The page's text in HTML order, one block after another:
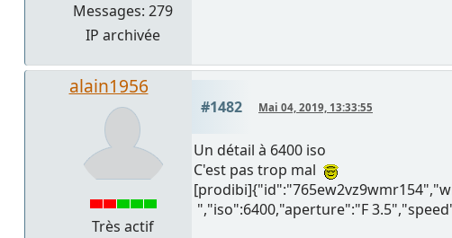
Messages: 279
IP archivée
alain1956
Très actif
#1482 Mai 04, 2019, 13:33:55
Un détail à 6400 iso
C'est pas trop mal
","iso":6400,"aperture":"F